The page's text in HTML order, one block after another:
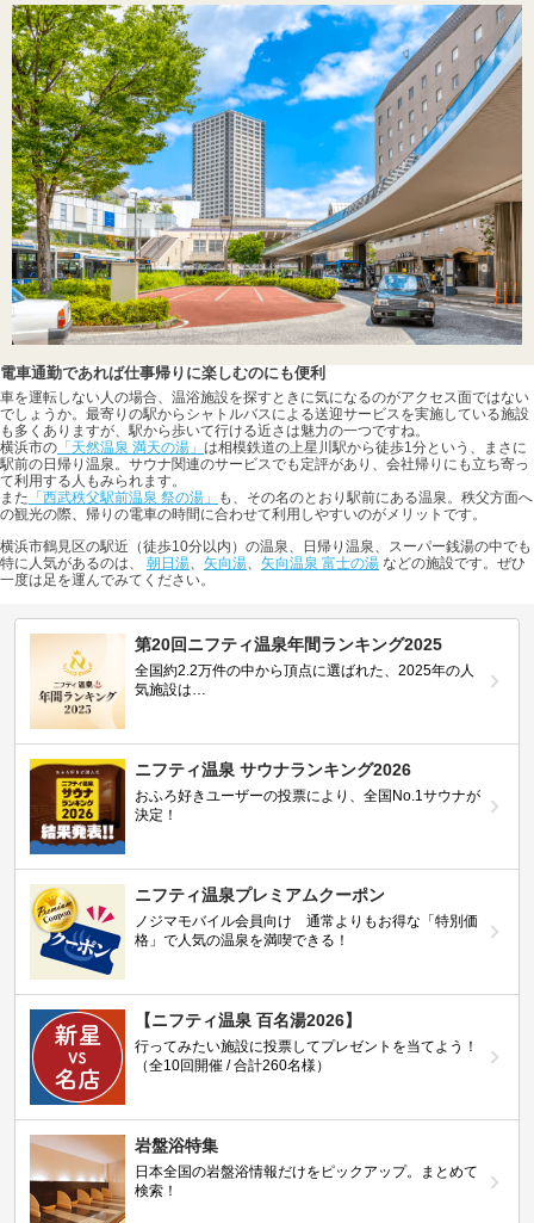
電車通勤であれば仕事帰りに楽しむのにも便利
車を運転しない人の場合、温浴施設を探すときに気になるのがアクセス面ではない
でしょうか。最寄りの駅からシャトルバスによる送迎サービスを実施している施設
も多くありますが、駅から歩いて行ける近さは魅力の一つですね。
横浜市の 「天然温泉 満天の湯」 は相模鉄道の上星川駅から徒歩1分という、まさに
駅前の日帰り温泉。サウナ関連のサービスでも定評があり、会社帰りにも立ち寄っ
て利用する人もみられます。
また 「西武秩父駅前温泉 祭の湯」
も、その名のとおり駅前にある温泉。秩父方面へ
の観光の際、帰りの電車の時間に合わせて利用しやすいのがメリットです。
横浜市鶴見区の駅近（徒歩10分以内）の温泉、日帰り温泉、スーパー銭湯の中でも
特に人気があるのは、 朝日湯、 矢向湯、 矢向温泉 富士の湯 などの施設です。ぜひ
一度は足を運んでみてください。
第20回ニフティ温泉年間ランキング2025
全国約2.2万件の中から頂点に選ばれた、2025年の人
気施設は…
ニフティ温泉 サウナランキング2026
おふろ好きユーザーの投票により、全国No.1サウナが
決定！
ニフティ温泉プレミアムクーポン
ノジマモバイル会員向け 通常よりもお得な「特別価
格」で人気の温泉を満喫できる！
【ニフティ温泉 百名湯2026】
行ってみたい施設に投票してプレゼントを当てよう！
（全10回開催 / 合計260名様）
岩盤浴特集
日本全国の岩盤浴情報だけをピックアップ。まとめて
検索！